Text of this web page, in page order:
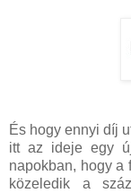
És hogy ennyi díj
itt az ideje egy
napokban, hogy a
közeledik a